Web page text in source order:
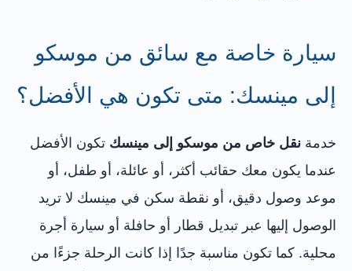
سيارة خاصة مع سائق من موسكو
إلى مينسك: متى تكون هي الأفضل؟
خدمة نقل خاص من موسكو إلى مينسك تكون الأفضل
عندما يكون معك حقائب أكثر، أو عائلة، أو طفل، أو
موعد وصول دقيق، أو نقطة سكن في مينسك لا تريد
الوصول إليها عبر تبديل قطار أو حافلة أو سيارة أجرة
محلية. كما تكون مناسبة جدًا إذا كانت الرحلة جزءًا من